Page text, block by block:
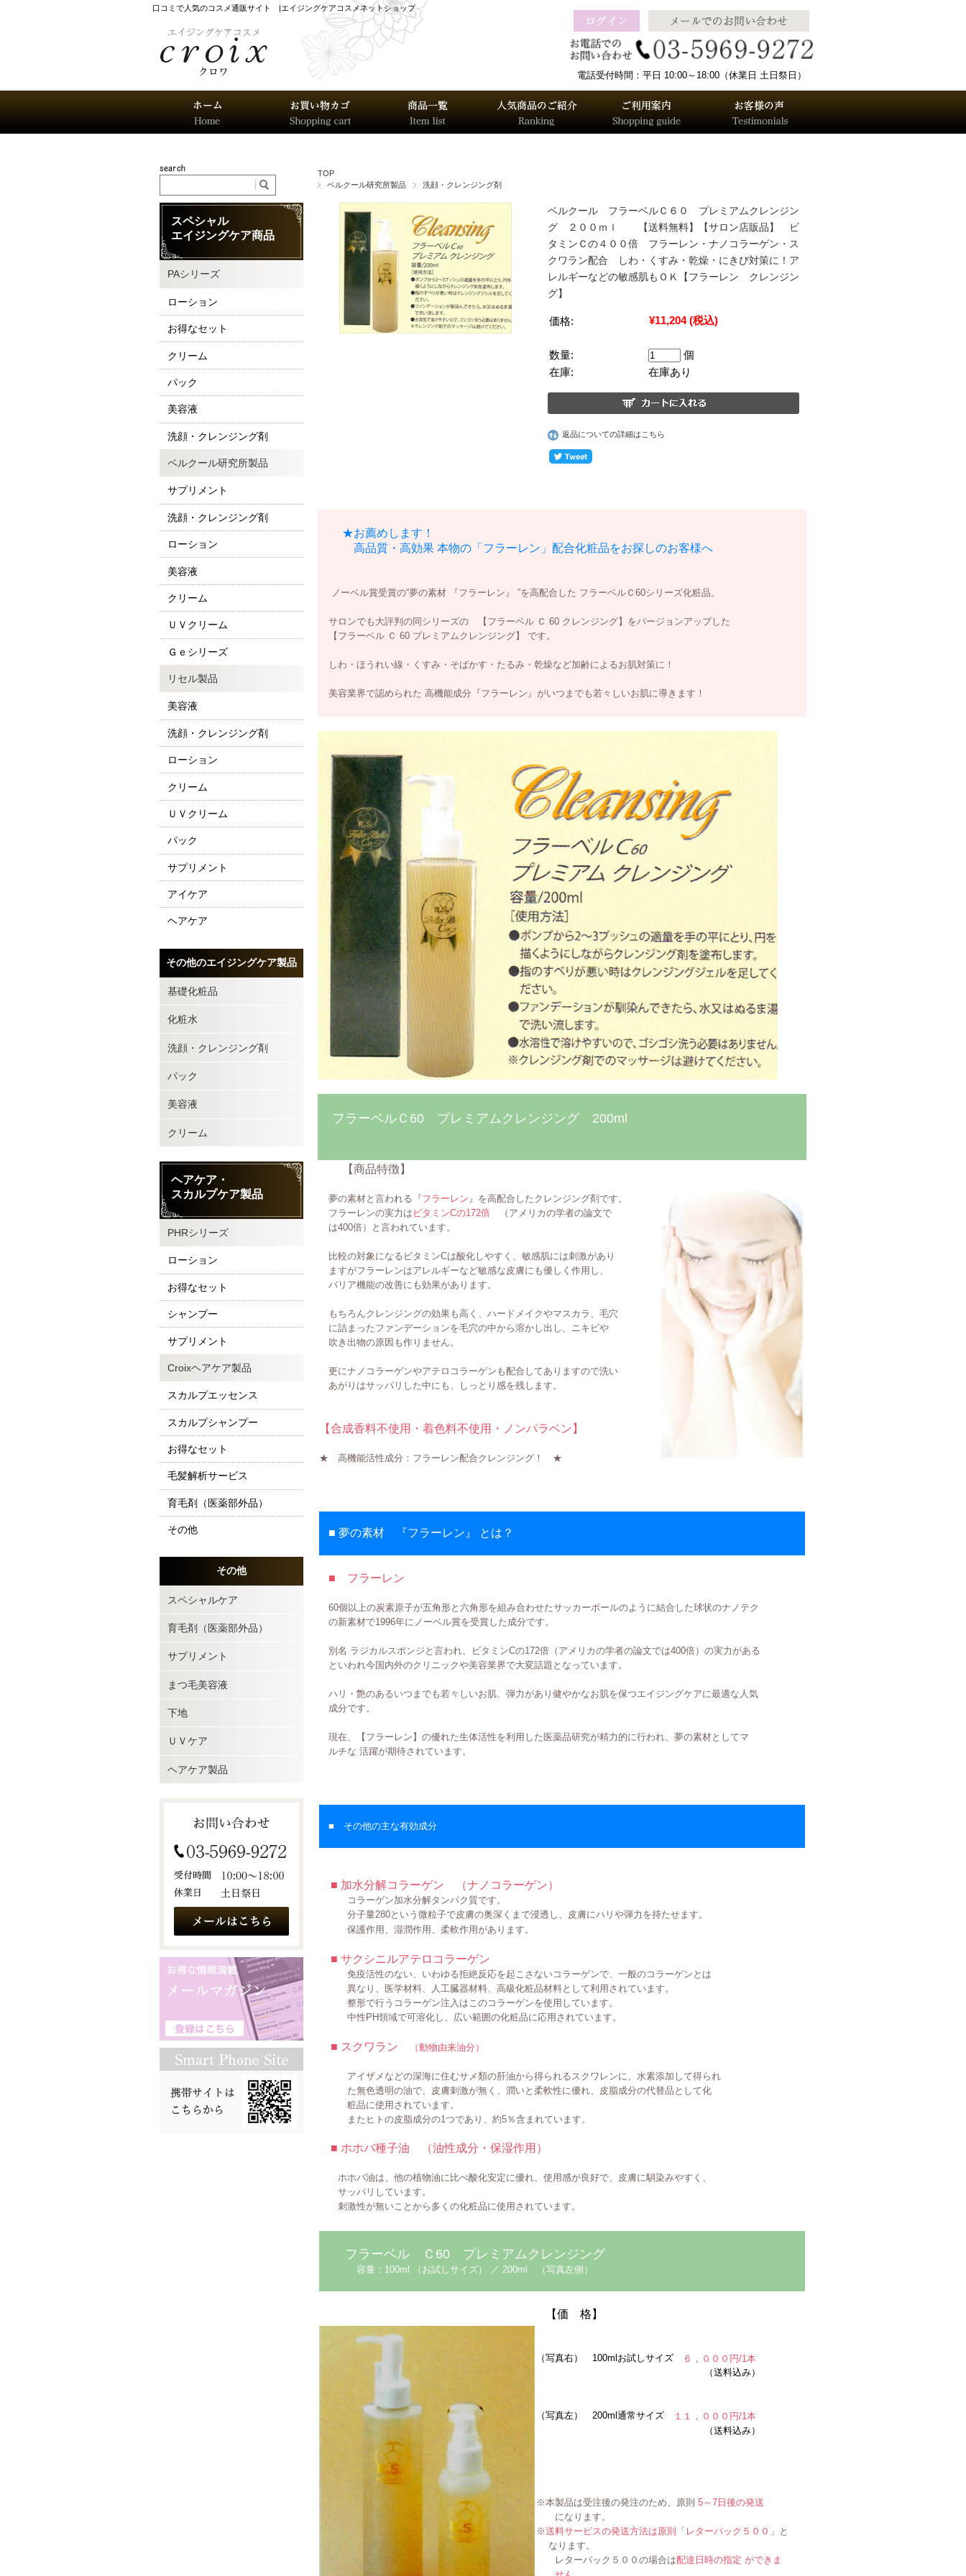
口コミで人気のコスメ通販サイト |エイジングケアコスメネットショップ
電話受付時間：平日 10:00～18:00（休業日 土日祭日）
TOP
ベルクール研究所製品
洗顔・クレンジング剤
ベルクール フラーベルＣ６０ プレミアムクレンジン
グ ２００ｍｌ 【送料無料】【サロン店販品】 ビ
タミンＣの４００倍 フラーレン・ナノコラーゲン・ス
クワラン配合 しわ・くすみ・乾燥・にきび対策に！ア
レルギーなどの敏感肌もＯＫ【フラーレン クレンジン
グ】
価格: ¥11,204 (税込)
数量:
個
在庫:
在庫あり
返品についての詳細はこちら
★お薦めします！
高品質・高効果 本物の「フラーレン」配合化粧品をお探しのお客様へ
ノーベル賞受賞の“夢の素材 『フラーレン』 ”を高配合した フラーベルＣ60シリーズ化粧品。
サロンでも大評判の同シリーズの 【フラーベル Ｃ 60 クレンジング】をバージョンアップした
【フラーベル Ｃ 60 プレミアムクレンジング】 です。
しわ・ほうれい線・くすみ・そばかす・たるみ・乾燥など加齢によるお肌対策に！
美容業界で認められた 高機能成分『フラーレン』がいつまでも若々しいお肌に導きます！
フラーベルＣ60 プレミアムクレンジング 200ml
【商品特徴】
夢の素材と言われる『フラーレン 』を高配合したクレンジング剤です。
フラーレンの実力は ビタミンCの172倍 （アメリカの学者の論文で
は400倍）と言われています。
比較の対象になるビタミンCは酸化しやすく、敏感肌には刺激があり
ますがフラーレンはアレルギーなど敏感な皮膚にも優しく作用し、
バリア機能の改善にも効果があります。
もちろんクレンジングの効果も高く、ハードメイクやマスカラ、毛穴
に詰まったファンデーションを毛穴の中から溶かし出し、ニキビや
吹き出物の原因も作りません。
更にナノコラーゲンやアテロコラーゲンも配合してありますので洗い
あがりはサッパリした中にも、しっとり感を残します。
【合成香料不使用・着色料不使用・ノンパラベン】
★ 高機能活性成分：フラーレン配合クレンジング！ ★
■ 夢の素材 『フラーレン』 とは？
■ フラーレン
60個以上の炭素原子が五角形と六角形を組み合わせたサッカーボールのように結合した球状のナノテク
の新素材で1996年にノーベル賞を受賞した成分です。
別名 ラジカルスポンジと言われ、ビタミンCの172倍（アメリカの学者の論文では400倍）の実力がある
といわれ今国内外のクリニックや美容業界で大変話題となっています。
ハリ・艶のあるいつまでも若々しいお肌、弾力があり健やかなお肌を保つエイジングケアに最適な人気
成分です。
現在、【フラーレン】の優れた生体活性を利用した医薬品研究が精力的に行われ、夢の素材としてマ
ルチな 活躍が期待されています。
■ その他の主な有効成分
■ 加水分解コラーゲン （ナノコラーゲン）
コラーゲン加水分解タンパク質です。
分子量280という微粒子で皮膚の奥深くまで浸透し、皮膚にハリや弾力を持たせます。
保護作用、湿潤作用、柔軟作用があります。
■ サクシニルアテロコラーゲン
免疫活性のない、いわゆる拒絶反応を起こさないコラーゲンで、一般のコラーゲンとは
異なり、医学材料、人工臓器材料、高級化粧品材料として利用されています。
整形で行うコラーゲン注入はこのコラーゲンを使用しています。
中性PH領域で可溶化し、広い範囲の化粧品に応用されています。
■ スクワラン （動物由来油分）
アイザメなどの深海に住むサメ類の肝油から得られるスクワレンに、水素添加して得られ
た無色透明の油で、皮膚刺激が無く、潤いと柔軟性に優れ、皮脂成分の代替品として化
粧品に使用されています。
またヒトの皮脂成分の1つであり、約5％含まれています。
■ ホホバ種子油 （油性成分・保湿作用）
ホホバ油は、他の植物油に比べ酸化安定に優れ、使用感が良好で、皮膚に馴染みやすく、
サッパリしています。
刺激性が無いことから多くの化粧品に使用されています。
フラーベル Ｃ60 プレミアムクレンジング
容量： 100ml （お試しサイズ） ／ 200ml （写真左側）
【価 格】
（写真右） 100mlお試しサイズ ６，０００円/1本
（送料込み）
（写真左） 200ml通常サイズ １１，０００円/1本
（送料込み）
※本製品は受注後の発注のため、原則 5～7日後の発送
になります。
※送料サービスの発送方法は原則 「 レターパック５００ 」と
なります。
レターパック５００の場合は配達日時の指定 ができま
スペシャル
エイジングケア商品
PAシリーズ
ローション
お得なセット
クリーム
パック
美容液
洗顔・クレンジング剤
ベルクール研究所製品
サプリメント
洗顔・クレンジング剤
ローション
美容液
クリーム
ＵＶクリーム
Ｇｅシリーズ
リセル製品
美容液
洗顔・クレンジング剤
ローション
クリーム
ＵＶクリーム
パック
サプリメント
アイケア
ヘアケア
その他のエイジングケア製品
基礎化粧品
化粧水
洗顔・クレンジング剤
パック
美容液
クリーム
ヘアケア・
スカルプケア製品
PHRシリーズ
ローション
お得なセット
シャンプー
サプリメント
Croixヘアケア製品
スカルプエッセンス
スカルプシャンプー
お得なセット
毛髪解析サービス
育毛剤（医薬部外品）
その他
その他
スペシャルケア
育毛剤（医薬部外品）
サプリメント
まつ毛美容液
下地
ＵＶケア
ヘアケア製品